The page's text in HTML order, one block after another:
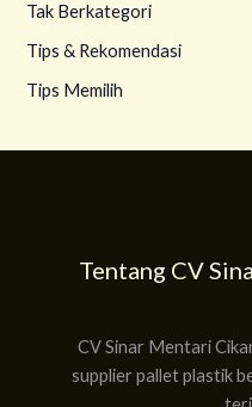
Tak Berkategori
Tips & Rekomendasi
Tips Memilih
Tentang CV
CV Sinar Mentari
supplier pallet plastik